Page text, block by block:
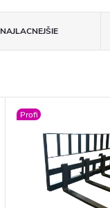
NAJLACNEJŠIE
Profi